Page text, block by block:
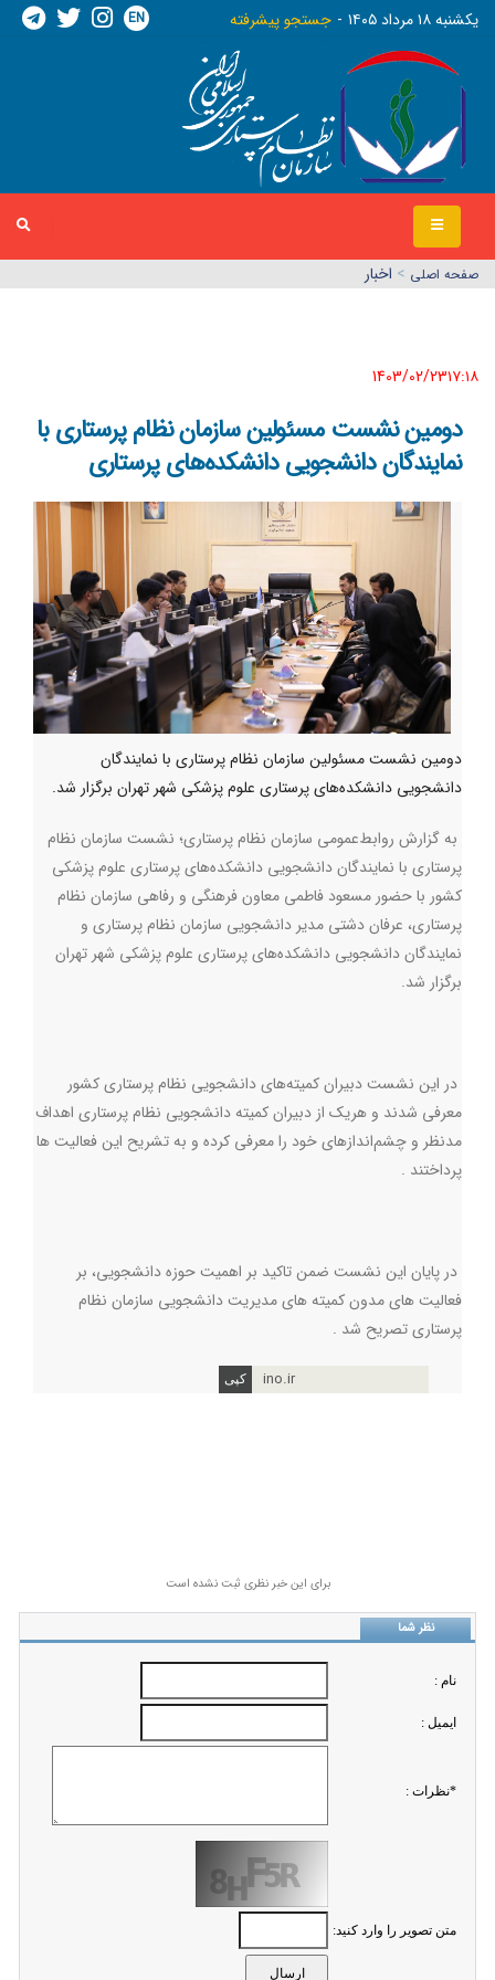
يکشنبه ١٨ مرداد ١٤٠٥ جستجو پیشرفته EN
صفحه اصلي > اخبار
1403/02/23١٧:١٨
دومین نشست مسئولین سازمان نظام پرستاری با
نمایندگان دانشجویی دانشکده‌های پرستاری
دومین نشست مسئولین سازمان نظام پرستاری با نمایندگان
دانشجویی دانشکده‌های پرستاری علوم پزشکی شهر تهران برگزار شد.
به گزارش روابط‌عمومی سازمان نظام پرستاری؛ نشست سازمان نظام
پرستاری با نمایندگان دانشجویی دانشکده‌های پرستاری علوم پزشکی
کشور با حضور مسعود فاطمی معاون فرهنگی و رفاهی سازمان نظام
پرستاری، عرفان دشتی مدیر دانشجویی سازمان نظام پرستاری و
نمایندگان دانشجویی دانشکده‌های پرستاری علوم پزشکی شهر تهران
برگزار شد.
در این نشست دبیران کمیته‌های دانشجویی نظام پرستاری کشور
معرفی شدند و هریک از دبیران کمیته دانشجویی نظام پرستاری اهداف
مدنظر و چشم‌اندازهای خود را معرفی کرده و به تشریح این فعالیت ها
پرداختند .
در پایان این نشست ضمن تاکید بر اهمیت حوزه دانشجویی، بر
فعالیت های مدون کمیته های مدیریت دانشجویی سازمان نظام
پرستاری تصریح شد .
ino.ir
برای این خبر نظری ثبت نشده است
نظر شما
نام :
ايميل :
*نظرات :
متن تصویر را وارد کنید: